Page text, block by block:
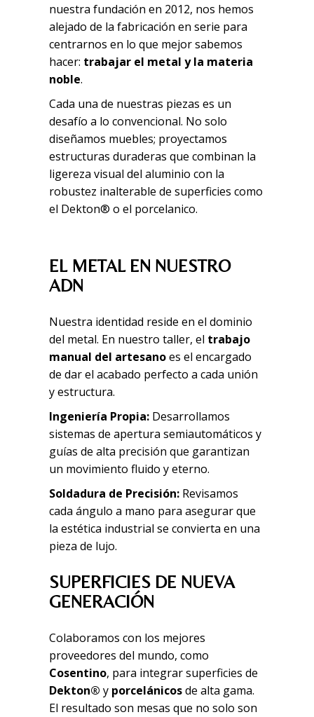
nuestra fundación en 2012, nos hemos
alejado de la fabricación en serie para
centrarnos en lo que mejor sabemos
hacer: trabajar el metal y la materia
noble.
Cada una de nuestras piezas es un
desafío a lo convencional. No solo
diseñamos muebles; proyectamos
estructuras duraderas que combinan la
ligereza visual del aluminio con la
robustez inalterable de superficies como
el Dekton® o el porcelanico.
EL METAL EN NUESTRO
ADN
Nuestra identidad reside en el dominio
del metal. En nuestro taller, el trabajo
manual del artesanoes el encargado
de dar el acabado perfecto a cada unión
y estructura.
Ingeniería Propia: Desarrollamos
sistemas de apertura semiautomáticos y
guías de alta precisión que garantizan
un movimiento fluido y eterno.
Soldadura de Precisión: Revisamos
cada ángulo a mano para asegurar que
la estética industrial se convierta en una
pieza de lujo.
SUPERFICIES DE NUEVA
GENERACIÓN
Colaboramos con los mejores
proveedores del mundo, como
Cosentino, para integrar superficies de
Dekton® y porcelánicosde alta gama.
El resultado son mesas que no solo son